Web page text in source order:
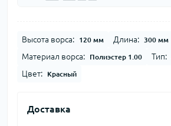
Высота ворса: 120 мм Длина: 300 мм
Материал ворса: Полиэстер 1.00 Тип:
Цвет: Красный
Доставка